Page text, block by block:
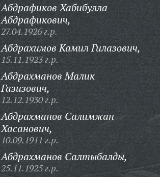
Абдрафиков Хабибулла
Абдрафикович,
27.04.1926 г.р.
Абдрахимов Камил Гилазович,
15.11.1923 г.р.
Абдрахманов Малик
Газизович,
12.12.1930 г.р.
Абдрахманов Салимжан
Хасанович,
10.09.1911 г.р.
Абдрахманов Салтыбалды,
25.11.1925 г.р.